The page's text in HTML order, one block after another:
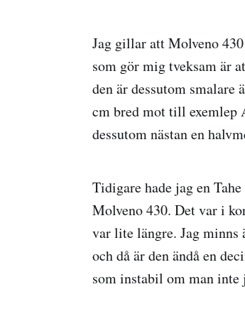
Jag gillar att Molveno
som gör mig tveksam är
den är dessutom smalare
cm bred mot till exemlep
dessutom nästan en
Tidigare hade jag en
Molveno 430. Det var i
var lite längre. Jag minns
och då är den ändå en
som instabil om man